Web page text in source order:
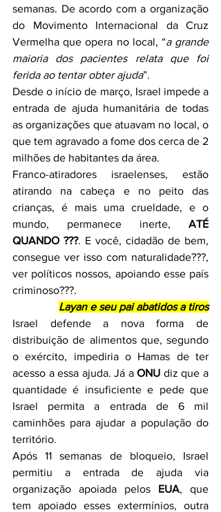
semanas. De acordo com a organização
do Movimento Internacional da Cruz
Vermelha que opera no local, “a grande
maioria dos pacientes relata que foi
ferida ao tentar obter ajuda”.
Desde o início de março, Israel impede a
entrada de ajuda humanitária de todas
as organizações que atuavam no local, o
que tem agravado a fome dos cerca de 2
milhões de habitantes da área.
Franco-atiradores israelenses, estão
atirando na cabeça e no peito das
crianças, é mais uma crueldade, e o
mundo, permanece inerte, ATÉ
QUANDO ???. E você, cidadão de bem,
consegue ver isso com naturalidade???,
ver políticos nossos, apoiando esse país
criminoso???.
Layan e seu pai abatidos a tiros
Israel defende a nova forma de
distribuição de alimentos que, segundo
o exército, impediria o Hamas de ter
acesso a essa ajuda. Já a ONU diz que a
quantidade é insuficiente e pede que
Israel permita a entrada de 6 mil
caminhões para ajudar a população do
território.
Após 11 semanas de bloqueio, Israel
permitiu a entrada de ajuda via
organização apoiada pelos EUA, que
tem apoiado esses extermínios, outra